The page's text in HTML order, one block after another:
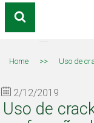
Home >> Uso de
2/12/2019
Uso de